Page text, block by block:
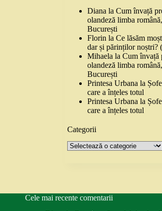
Diana laCum învață
olandeză limba
București
Florin laCe lăsăm
dar și părinților noștri?
Mihaela laCum învață
olandeză limba
București
Printesa Urbana la
care a înțeles totul
Printesa Urbana la
care a înțeles totul
Categorii
Categorii
Cele mai recente comentarii